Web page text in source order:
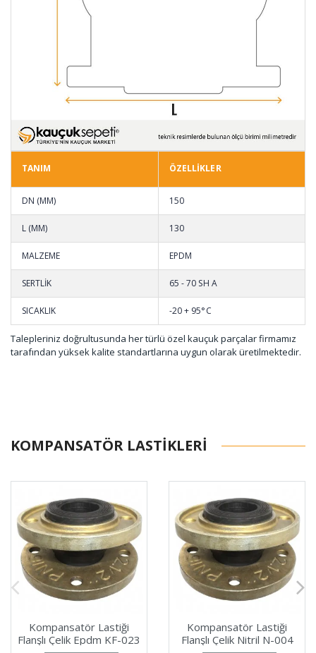
TANIM ÖZELLİKLER
DN (MM) 150
L (MM) 130
MALZEME EPDM
SERTLİK 65 - 70 SH A
SICAKLIK -20 + 95°C
Talepleriniz doğrultusunda her türlü özel kauçuk parçalar firmamız
tarafından yüksek kalite standartlarına uygun olarak üretilmektedir.
KOMPANSATÖR LASTIKLERI
Kompansatör Lastiği
Flanşlı Çelik Epdm KF-023
Kompansatör Lastiği
Flanşlı Çelik Nitril N-004